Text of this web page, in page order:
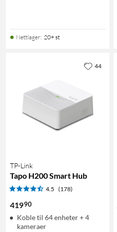
Nettlager: 20+ st
TP-Link
Tapo H200 Smart Hub
4.5 (178)
41990
Koble til 64 enheter + 4
kameraer
44